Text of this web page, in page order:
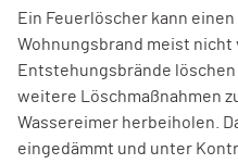
Ein Feuerlöscher kann
Wohnungsbrand meist nicht
Entstehungsbrände
weitere Löschmaßnahmen
Wassereimer herbeiholen.
eingedämmt und unter